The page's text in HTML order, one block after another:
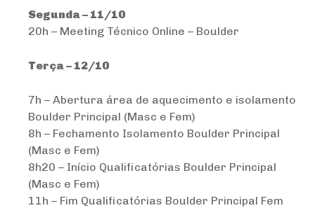
Segunda – 11/10
20h – Meeting Técnico Online – Boulder
Terça – 12/10
7h – Abertura área de aquecimento e isolamento
Boulder Principal (Masc e Fem)
8h – Fechamento Isolamento Boulder Principal
(Masc e Fem)
8h20 – Início Qualificatórias Boulder Principal
(Masc e Fem)
11h – Fim Qualificatórias Boulder Principal Fem